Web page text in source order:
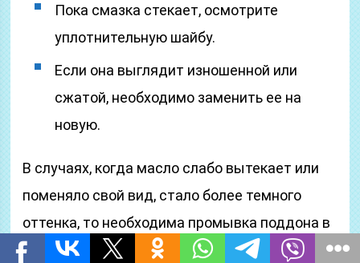
Пока смазка стекает, осмотрите
уплотнительную шайбу.
Если она выглядит изношенной или
сжатой, необходимо заменить ее на
новую.
В случаях, когда масло слабо вытекает или
поменяло свой вид, стало более темного
оттенка, то необходима промывка поддона в
МКПП на Киа Спектра.